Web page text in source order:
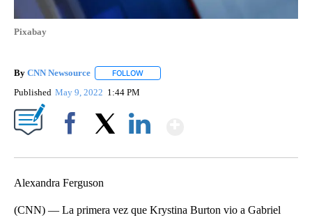
Pixabay
By CNN Newsource FOLLOW
Published May 9, 2022 1:44 PM
Alexandra Ferguson
(CNN) — La primera vez que Krystina Burton vio a Gabriel